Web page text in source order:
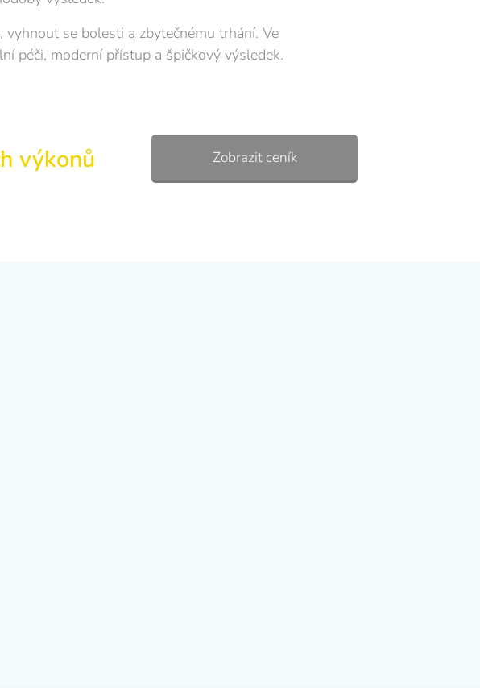
vyhnout se bolesti a zbytečnému trhání. Ve
péči, moderní přístup a špičkový výsledek.
výkonů Zobrazit ceník